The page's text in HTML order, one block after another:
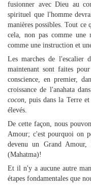
fusionner avec Dieu au
spirituel que l'homme
manières possibles. Tout ce
cela, non pas comme une
comme une instruction et
Les marches de l'escalier
maintenant sont faites
conscience, en premier,
croissance de l'anahata
cocon, puis dans la Terre
élevés.
De cette façon, nous
Amour; c'est pourquoi on
devenu un Grand Amour,
(Mahatma)!
Et il n'y a aucune autre
étapes fondamentales que